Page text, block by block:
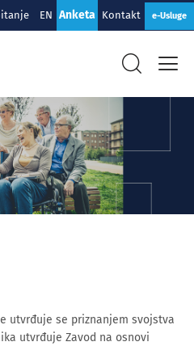
EN Anketa Kontakt e-Usluge
utvrđuje se priznanjem svojstva
utvrđuje Zavod na osnovi